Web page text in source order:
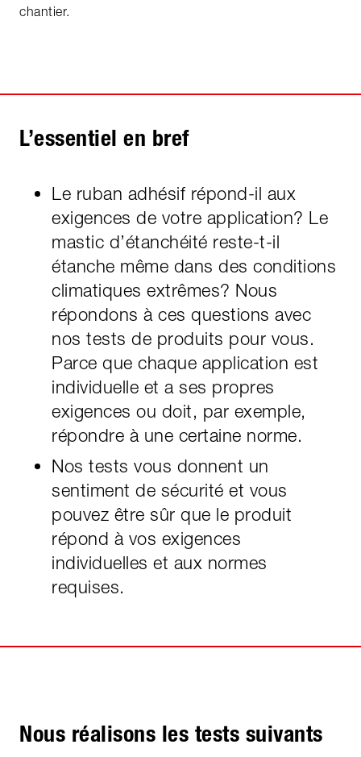
chantier.
L’essentiel en bref
Le ruban adhésif répond-il aux
exigences de votre application? Le
mastic d’étanchéité reste-t-il
étanche même dans des conditions
climatiques extrêmes? Nous
répondons à ces questions avec
nos tests de produits pour vous.
Parce que chaque application est
individuelle et a ses propres
exigences ou doit, par exemple,
répondre à une certaine norme.
Nos tests vous donnent un
sentiment de sécurité et vous
pouvez être sûr que le produit
répond à vos exigences
individuelles et aux normes
requises.
Nous réalisons les tests suivants